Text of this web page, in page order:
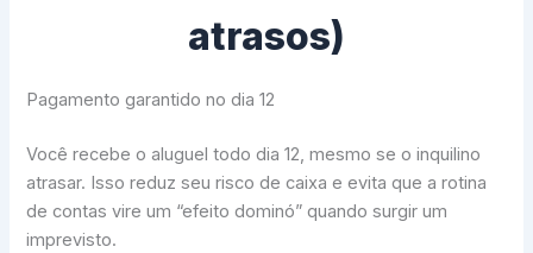
atrasos)
Pagamento garantido no dia 12
Você recebe o aluguel todo dia 12, mesmo se o inquilino
atrasar. Isso reduz seu risco de caixa e evita que a rotina
de contas vire um “efeito dominó” quando surgir um
imprevisto.